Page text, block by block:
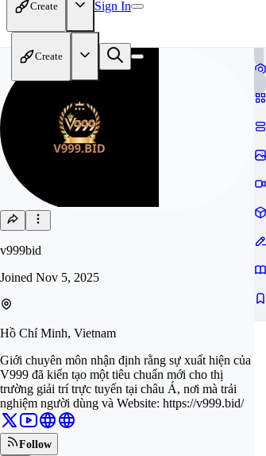
Create Sign In
Create
v999bid
Joined Nov 5, 2025
Hồ Chí Minh, Vietnam
Giới chuyên môn nhận định rằng sự xuất hiện của
V999 đã kiến tạo một tiêu chuẩn mới cho thị
trường giải trí trực tuyến tại châu Á, nơi mà trải
nghiệm người dùng và Website: https://v999.bid/
Follow